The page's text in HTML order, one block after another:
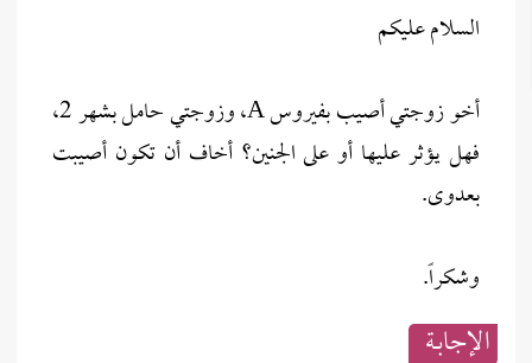
السلام عليكم
أخو زوجتي أصيب بفيروس A، وزوجتي حامل بشهر 2،
فهل يؤثر عليها أو على الجنين؟ أخاف أن تكون أصيبت
بعدوى.
وشكراً.
الإجابــة